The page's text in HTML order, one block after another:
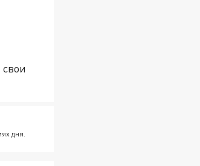
дня.